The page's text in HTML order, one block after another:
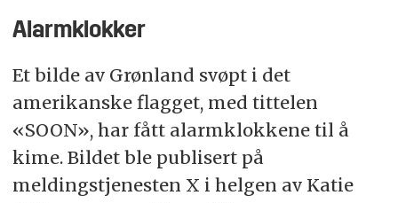
Alarmklokker
Et bilde av Grønland svøpt i det
amerikanske flagget, med tittelen
«SOON», har fått alarmklokkene til å
kime. Bildet ble publisert på
meldingstjenesten X i helgen av Katie